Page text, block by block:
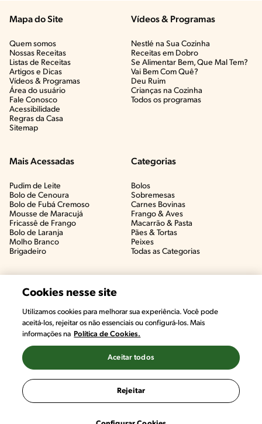
#CHAMANUTRI
CONVERSE COM UMA NUTRICIONISTA E
TIRE AS SUAS DÚVIDAS
Mapa do Site
Quem somos
Nossas Receitas
Listas de Receitas​
Artigos e Dicas​
Vídeos & Programas​
Área do usuário
Fale Conosco
Acessibilidade
Regras da Casa
Sitemap
Vídeos & Programas​
Nestlé na Sua Cozinha
Receitas em Dobro
Se Alimentar Bem, Que Mal Tem?​
Vai Bem Com Quê?​
Deu Ruim​
Crianças na Cozinha​
Todos os programas
Mais Acessadas
Pudim de Leite
Bolo de Cenoura
Bolo de Fubá Cremoso
Mousse de Maracujá
Fricassê de Frango
Bolo de Laranja
Molho Branco
Brigadeiro
Categorias
Bolos
Sobremesas
Carnes Bovinas​
Frango & Aves​
Macarrão & Pasta​
Pães & Tortas​
Peixes
Todas as Categorias
Cookies nesse site
Utilizamos cookies para melhorar sua experiência. Você pode
aceitá-los, rejeitar os não essenciais ou configurá-los. Mais
informações na Política de Cookies.
Rejeitar
Aceitar todos